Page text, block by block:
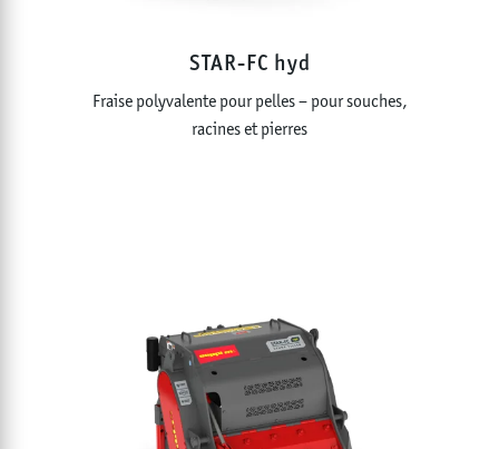
STAR-FC hyd
Fraise polyvalente pour pelles – pour souches,
racines et pierres